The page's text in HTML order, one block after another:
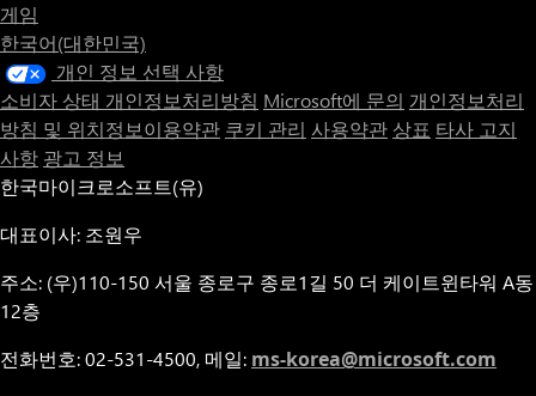
게임
한국어(대한민국)
개인 정보 선택 사항
소비자 상태 개인정보처리방침 Microsoft에 문의 개인정보처리
방침 및 위치정보이용약관 쿠키 관리 사용약관 상표 타사 고지
사항 광고 정보
한국마이크로소프트(유)
대표이사: 조원우
주소: (우)110-150 서울 종로구 종로1길 50 더 케이트윈타워 A동
12층
전화번호: 02-531-4500, 메일: ms-korea@microsoft.com